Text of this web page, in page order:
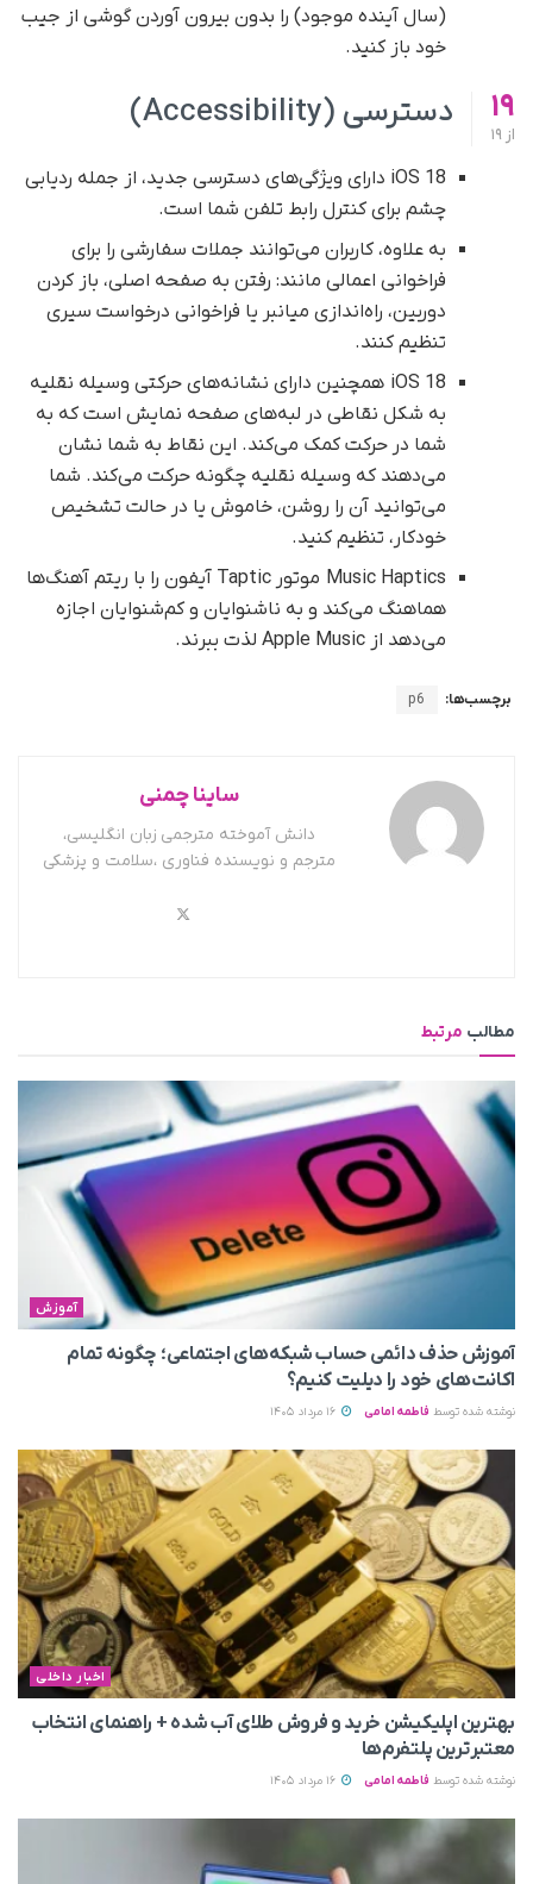
(سال آینده موجود) را بدون بیرون آوردن گوشی از جیب
خود باز کنید.
19
از
دسترسی (Accessibility)
iOS 18 دارای ویژگی‌های دسترسی جدید، از جمله ردیابی
چشم برای کنترل رابط تلفن شما است.
به علاوه، کاربران می‌توانند جملات سفارشی را برای
فراخوانی اعمالی مانند: رفتن به صفحه اصلی، باز کردن
دوربین، راه‌اندازی میانبر یا فراخوانی درخواست سیری
تنظیم کنند.
iOS 18 همچنین دارای نشانه‌های حرکتی وسیله نقلیه
به شکل نقاطی در لبه‌های صفحه نمایش است که به
شما در حرکت کمک می‌کند. این نقاط به شما نشان
می‌دهند که وسیله نقلیه چگونه حرکت می‌کند. شما
می‌توانید آن را روشن، خاموش یا در حالت تشخیص
خودکار، تنظیم کنید.
Music Haptics موتور Taptic آیفون را با ریتم آهنگ‌ها
هماهنگ می‌کند و به ناشنوایان و کم‌شنوایان اجازه
می‌دهد از Apple Music لذت ببرند.
برچسب‌ها: p6
ساینا چمنی
دانش آموخته مترجمی زبان انگلیسی،
مترجم و نویسنده فناوری ،سلامت و پزشکی
مطالب مرتبط
آموزش
آموزش حذف دائمی حساب شبکه‌های اجتماعی؛ چگونه تمام
اکانت‌های خود را دیلیت کنیم؟
نوشته شده توسط فاطمه امامی
اخبار داخلی
بهترین اپلیکیشن خرید و فروش طلای آب شده + راهنمای انتخاب
معتبرترین پلتفرم‌ها
نوشته شده توسط فاطمه امامی